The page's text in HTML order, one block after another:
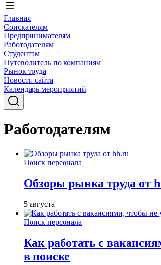
Главная
Соискателям
Предпринимателям
Работодателям
Студентам
Путеводитель по компаниям
Рынок труда
Новости сайта
Календарь мероприятий
Работодателям
Поиск персонала
Обзоры рынка труда от
5 августа
Поиск персонала
Как работать с
в поиске